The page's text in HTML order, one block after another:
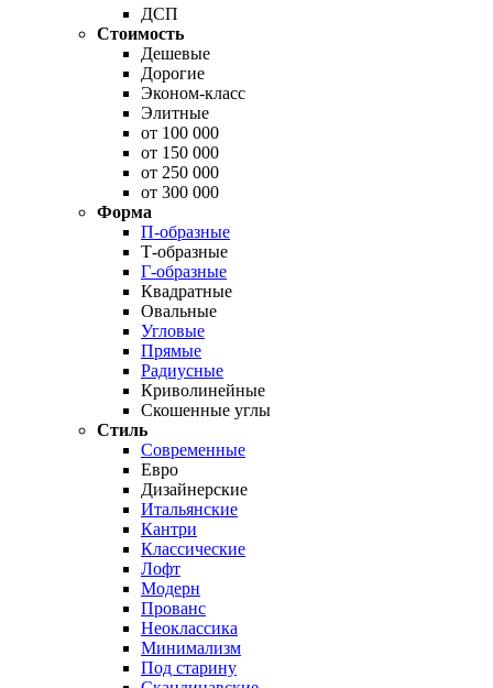
ДСП
Стоимость
Дешевые
Дорогие
Эконом-класс
Элитные
от 100 000
от 150 000
от 250 000
от 300 000
Форма
П-образные
Т-образные
Г-образные
Квадратные
Овальные
Угловые
Прямые
Радиусные
Криволинейные
Скошенные углы
Стиль
Современные
Евро
Дизайнерские
Итальянские
Кантри
Классические
Лофт
Модерн
Прованс
Неоклассика
Минимализм
Под старину